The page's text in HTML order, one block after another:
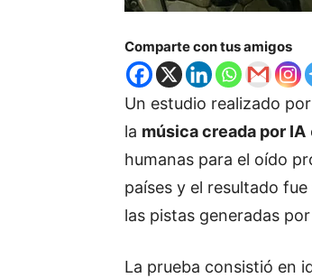
Comparte con tus amigos
Un estudio realizado por
la música creada por IA
humanas para el oído
países y el resultado
las pistas generadas
La prueba consistió en